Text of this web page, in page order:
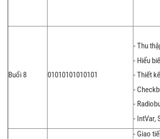
Buổi 8 01010101010101
- Thu
- Hiểu
- Thiết
-
-
- IntVar,
- Giao